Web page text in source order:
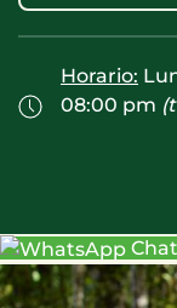
Horario:
08:00 pm
Chat